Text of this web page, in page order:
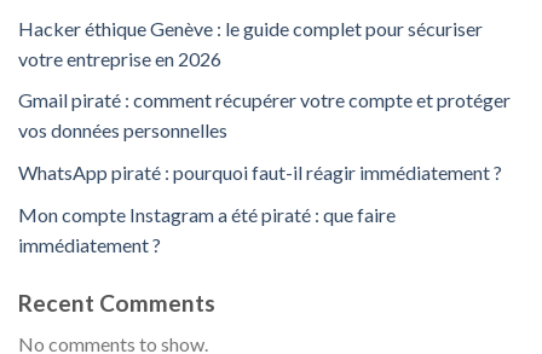
Hacker éthique Genève : le guide complet pour sécuriser
votre entreprise en 2026
Gmail piraté : comment récupérer votre compte et protéger
vos données personnelles
WhatsApp piraté : pourquoi faut-il réagir immédiatement ?
Mon compte Instagram a été piraté : que faire
immédiatement ?
Recent Comments
No comments to show.